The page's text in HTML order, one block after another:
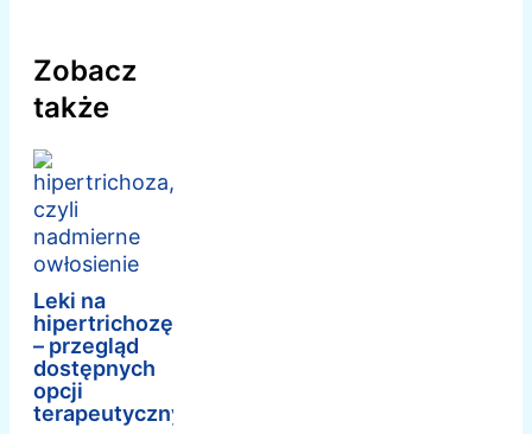
Zobacz
także
Leki na
hipertrichozę
– przegląd
dostępnych
opcji
terapeutycznych